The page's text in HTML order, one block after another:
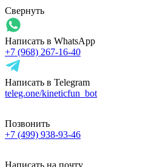
Свернуть
Написать в WhatsApp
+7 (968) 267-16-40
Написать в Telegram
teleg.one/kineticfun_bot
Позвонить
+7 (499) 938-93-46
Написать на почту